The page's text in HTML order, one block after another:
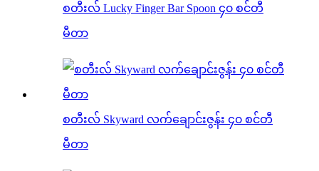
စတီးလ် Lucky Finger Bar Spoon ၄၀ စင်တီ
မီတာ
စတီးလ် Skyward လက်ချောင်းဇွန်း ၄၀ စင်တီ
မီတာ